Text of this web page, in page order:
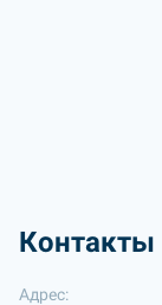
Контакты
Адрес: